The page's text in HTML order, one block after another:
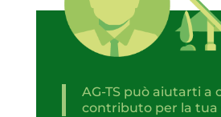
AG-TS può aiutarti a
contributo per la tua